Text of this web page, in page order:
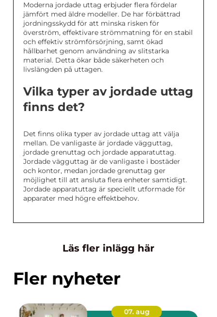
Moderna jordade uttag erbjuder flera fördelar
jämfört med äldre modeller. De har förbättrad
jordningsskydd för att minska risken för
överström, effektivare strömmatning för en stabil
och effektiv strömförsörjning, samt ökad
hållbarhet genom användning av slitstarka
material. Detta ökar både säkerheten och
livslängden på uttagen.
Vilka typer av jordade uttag
finns det?
Det finns olika typer av jordade uttag att välja
mellan. De vanligaste är jordade vägguttag,
jordade grenuttag och jordade apparatuttag.
Jordade vägguttag är de vanligaste i bostäder
och kontor, medan jordade grenuttag ger
möjlighet till att ansluta flera enheter samtidigt.
Jordade apparatuttag är speciellt utformade för
apparater med högre effektbehov.
Läs fler inlägg här
Fler nyheter
07. aug